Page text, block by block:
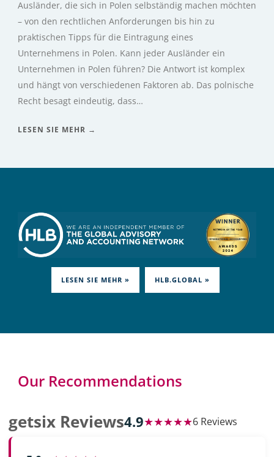
Ausländer, die sich in Polen selbständig machen möchten
– von den rechtlichen Anforderungen bis hin zu
praktischen Tipps für die Eintragung eines
Unternehmens in Polen. Kann jeder Ausländer ein
Unternehmen in Polen führen? Die Antwort ist komplex
und hängt von verschiedenen Faktoren ab. Das polnische
Recht besagt eindeutig, dass…
LESEN SIE MEHR →
LESEN SIE MEHR » HLB.GLOBAL »
Our Recommendations
getsix Reviews4.9★★★★★6 Reviews